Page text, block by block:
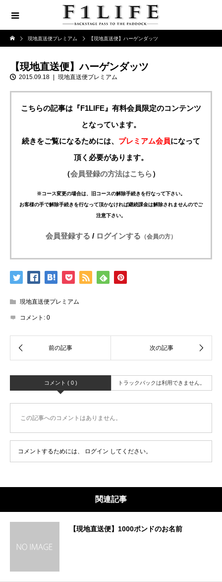
現地直送便プレミアム 【現地直送便】ハーゲンダッツ
【現地直送便】ハーゲンダッツ
2015.09.18 現地直送便プレミアム
こちらの記事は『F1LIFE』有料会員限定のコンテンツ
となっています。
続きをご覧になるためには、 プレミアム会員になって
頂く必要があります。
（会員登録の方法はこちら）
※コース変更の場合は、旧コースの解除手続きを行なって下さい。
お客様の手で解除手続きを行なって頂かなければ継続課金は解除されませんのでご
注意下さい。
会員登録する / ログインする （会員の方）
現地直送便プレミアム
コメント: 0
コメント ( 0 ) トラックバックは利用できません。
この記事へのコメントはありません。
コメントするためには、 ログイン してください。
関連記事
【現地直送便】1000ポンドのお名前